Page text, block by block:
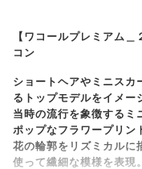
【ワコールプレミアム
コン
ショートヘアやミニスカ
るトップモデルをイメー
当時の流行を象徴するミ
ポップなフラワープリン
花の輪郭をリズミカルに
使って繊細な模様を表現。